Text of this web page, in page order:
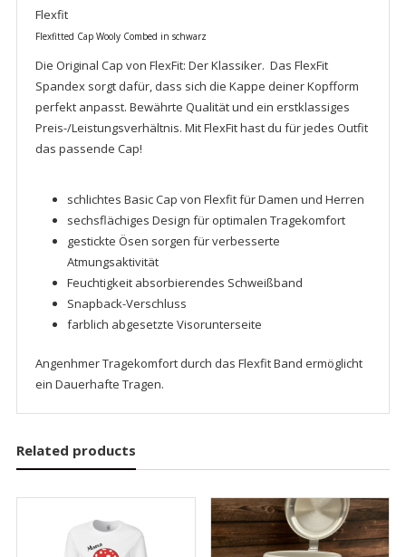
Flexfit
Flexfitted Cap Wooly Combed in schwarz
Die Original Cap von FlexFit: Der Klassiker. Das FlexFit
Spandexsorgt dafür, dass sich die Kappe deiner Kopfform
perfekt anpasst. Bewährte Qualität und ein erstklassiges
Preis-/Leistungsverhältnis. MitFlexFithast du für jedes Outfit
das passende Cap!
schlichtes Basic Cap von Flexfit für Damen und Herren
sechsflächiges Design für optimalen Tragekomfort
gestickte Ösen sorgen für verbesserte
Atmungsaktivität
Feuchtigkeit absorbierendes Schweißband
Snapback-Verschluss
farblich abgesetzte Visorunterseite
Angenhmer Tragekomfort durch das Flexfit Band ermöglicht
ein Dauerhafte Tragen.
Related products